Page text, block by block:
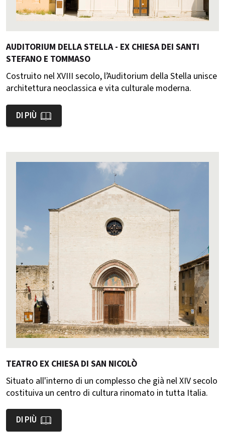
AUDITORIUM DELLA STELLA - EX CHIESA DEI SANTI
STEFANO E TOMMASO
Costruito nel XVIII secolo, l’Auditorium della Stella unisce
architettura neoclassica e vita culturale moderna.
DI PIÙ
TEATRO EX CHIESA DI SAN NICOLÒ
Situato all'interno di un complesso che già nel XIV secolo
costituiva un centro di cultura rinomato in tutta Italia.
DI PIÙ